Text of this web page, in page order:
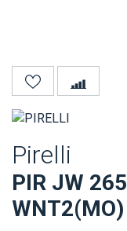
Pirelli
PIR JW